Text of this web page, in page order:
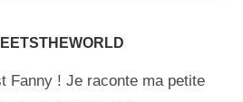
Fanny ! Je raconte ma petite